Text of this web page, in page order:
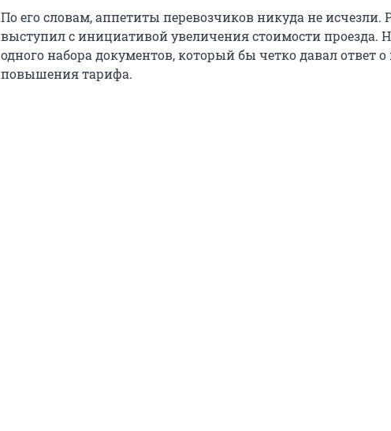
По его словам, аппетиты перевозчиков никуда не исчезли.
выступил с инициативой увеличения стоимости проезда.
одного набора документов, который бы четко давал ответ
повышения тарифа.